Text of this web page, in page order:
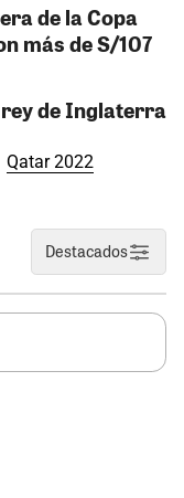
de la Copa
más de S/107
de Inglaterra
Qatar 2022
Destacados